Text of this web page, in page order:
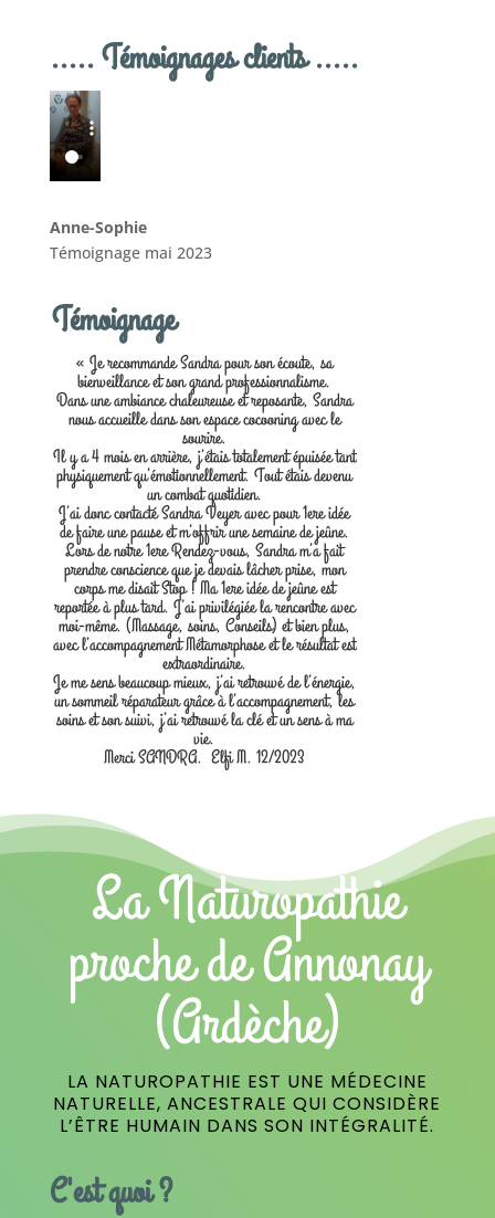
..... Témoignages clients .....
Anne-Sophie
Témoignage mai 2023
Témoignage
« Je recommande Sandra pour son écoute, sa
bienveillance et son grand professionnalisme.
Dans une ambiance chaleureuse et reposante, Sandra
nous accueille dans son espace cocooning avec le
sourire.
Il y a 4 mois en arrière, j’étais totalement épuisée tant
physiquement qu’émotionnellement. Tout étais devenu
un combat quotidien.
J’ai donc contacté Sandra Veyer avec pour 1ere idée
de faire une pause et m’offrir une semaine de jeûne.
Lors de notre 1ere Rendez-vous, Sandra m’a fait
prendre conscience que je devais lâcher prise, mon
corps me disait Stop ! Ma 1ere idée de jeûne est
reportée à plus tard. J’ai privilégiée la rencontre avec
moi-même. (Massage, soins, Conseils) et bien plus,
avec l’accompagnement Métamorphose et le résultat est
extraordinaire.
Je me sens beaucoup mieux, j’ai retrouvé de l’énergie,
un sommeil réparateur grâce à l’accompagnement, les
soins et son suivi, j’ai retrouvé la clé et un sens à ma
vie.
Merci SANDRA. Elfi M. 12/2023
La Naturopathie
proche de Annonay
(Ardèche)
LA NATUROPATHIE EST UNE MÉDECINE
NATURELLE, ANCESTRALE QUI CONSIDÈRE
L’ÊTRE HUMAIN DANS SON INTÉGRALITÉ.
C'est quoi ?